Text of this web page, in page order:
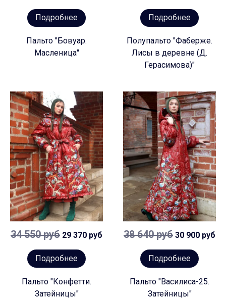
Подробнее
Пальто "Бовуар.
Масленица"
Подробнее
Полупальто "Фаберже.
Лисы в деревне (Д.
Герасимова)"
34 550 руб 29 370 руб
Подробнее
Пальто "Конфетти.
Затейницы"
38 640 руб 30 900 руб
Подробнее
Пальто "Василиса-25.
Затейницы"